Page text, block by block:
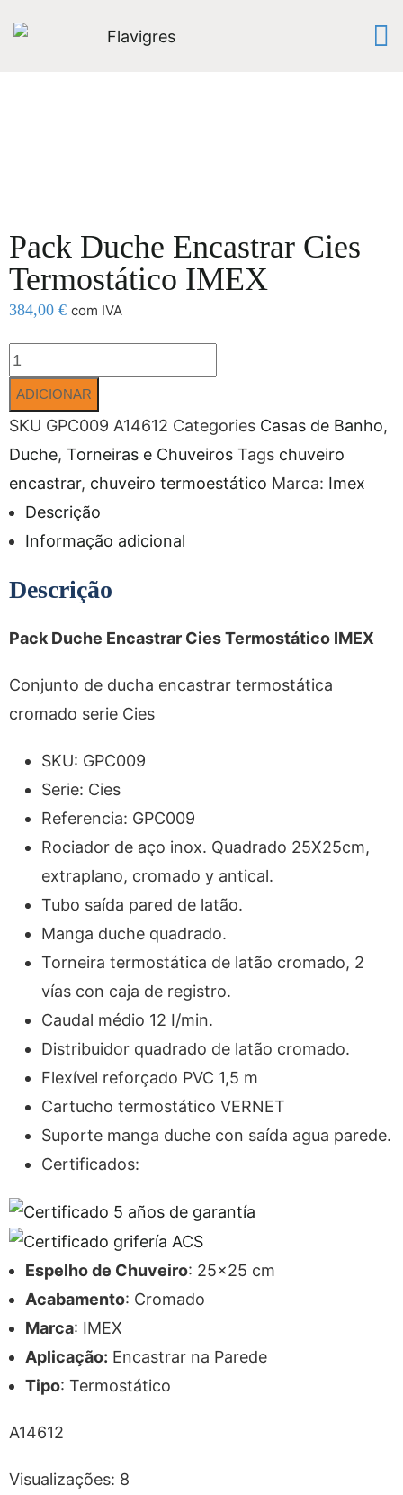
Pack Duche Encastrar Cies
Termostático IMEX
384,00 € com IVA
ADICIONAR
SKU GPC009 A14612 Categories Casas de Banho,
Duche, Torneiras e Chuveiros Tags chuveiro
encastrar, chuveiro termoestático Marca: Imex
Descrição
Informação adicional
Descrição
Pack Duche Encastrar Cies Termostático IMEX
Conjunto de ducha encastrar termostática
cromado serie Cies
SKU: GPC009
Serie: Cies
Referencia: GPC009
Rociador de aço inox. Quadrado 25X25cm,
extraplano, cromado y antical.
Tubo saída pared de latão.
Manga duche quadrado.
Torneira termostática de latão cromado, 2
vías con caja de registro.
Caudal médio 12 I/min.
Distribuidor quadrado de latão cromado.
Flexível reforçado PVC 1,5 m
Cartucho termostático VERNET
Suporte manga duche con saída agua parede.
Certificados:
Espelho de Chuveiro: 25×25 cm
Acabamento: Cromado
Marca: IMEX
Aplicação: Encastrar na Parede
Tipo: Termostático
A14612
Visualizações: 8